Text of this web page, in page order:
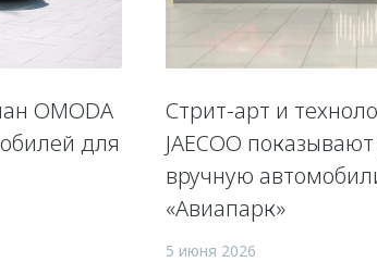
OMODA
для
Стрит-арт и
JAECOO
вручную
«Авиапарк»
5 июня 2026